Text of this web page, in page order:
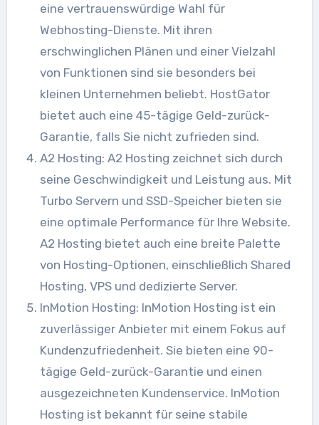
eine vertrauenswürdige Wahl für
Webhosting-Dienste. Mit ihren
erschwinglichen Plänen und einer Vielzahl
von Funktionen sind sie besonders bei
kleinen Unternehmen beliebt. HostGator
bietet auch eine 45-tägige Geld-zurück-
Garantie, falls Sie nicht zufrieden sind.
A2 Hosting: A2 Hosting zeichnet sich durch
seine Geschwindigkeit und Leistung aus. Mit
Turbo Servern und SSD-Speicher bieten sie
eine optimale Performance für Ihre Website.
A2 Hosting bietet auch eine breite Palette
von Hosting-Optionen, einschließlich Shared
Hosting, VPS und dedizierte Server.
InMotion Hosting: InMotion Hosting ist ein
zuverlässiger Anbieter mit einem Fokus auf
Kundenzufriedenheit. Sie bieten eine 90-
tägige Geld-zurück-Garantie und einen
ausgezeichneten Kundenservice. InMotion
Hosting ist bekannt für seine stabile